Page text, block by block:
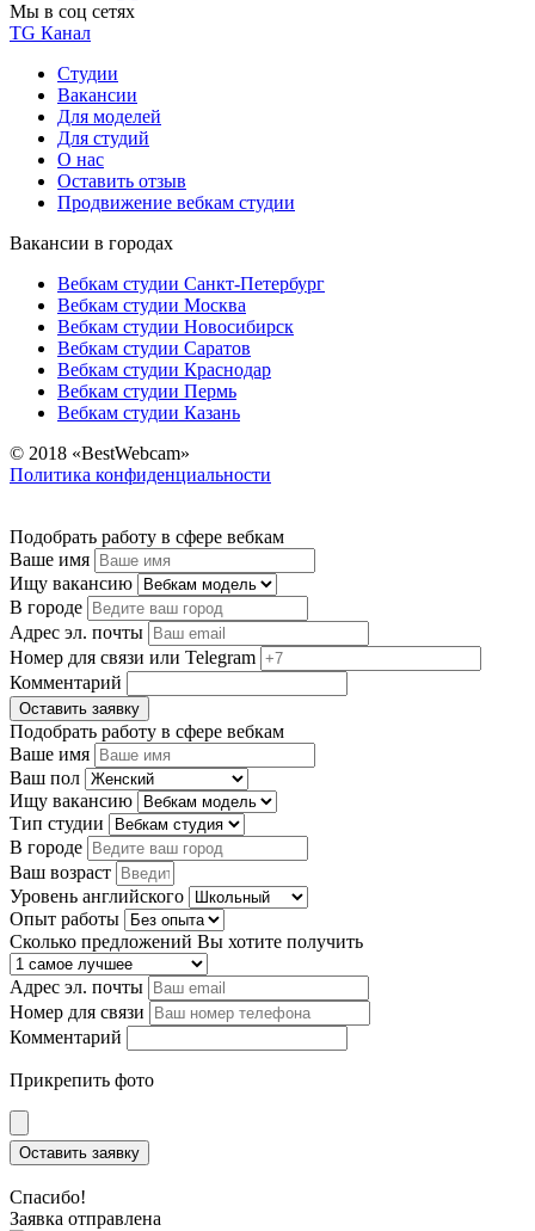
Мы в соц сетях
TG Канал
Студии
Вакансии
Для моделей
Для студий
О нас
Оставить отзыв
Продвижение вебкам студии
Вакансии в городах
Вебкам студии Санкт-Петербург
Вебкам студии Москва
Вебкам студии Новосибирск
Вебкам студии Саратов
Вебкам студии Краснодар
Вебкам студии Пермь
Вебкам студии Казань
© 2018 «BestWebcam»
Политика конфиденциальности
Подобрать работу в сфере вебкам
Ваше имя
Ищу вакансию
В городе
Адрес эл. почты
Номер для связи или Telegram
Комментарий
Оставить заявку
Подобрать работу в сфере вебкам
Ваше имя
Ваш пол
Ищу вакансию
Тип студии
В городе
Ваш возраст
Уровень английского
Опыт работы
Сколько предложений Вы хотите получить
Адрес эл. почты
Номер для связи
Комментарий
Прикрепить фото
Оставить заявку
Спасибо!
Заявка отправлена